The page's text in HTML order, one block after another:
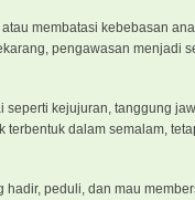
membatasi kebebasan
pengawasan menjadi
kejujuran, tanggung
dalam semalam,
peduli, dan mau